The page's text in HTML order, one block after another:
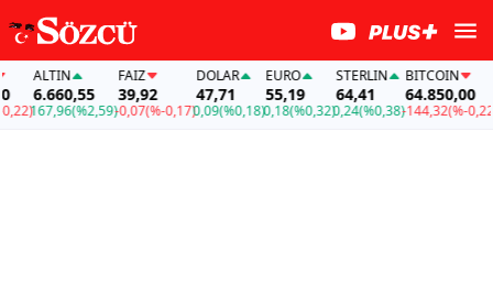
ALTIN
6.660,55
167,96(%2,59)
39,92
-0,07(%-0,17)
DOLAR
47,71
0,09(%0,18)
EURO
55,19
0,18(%0,32)
STERLIN
64,41
0,24(%0,38)
BITCOIN
64.850,00
-144,32(%-0,22)